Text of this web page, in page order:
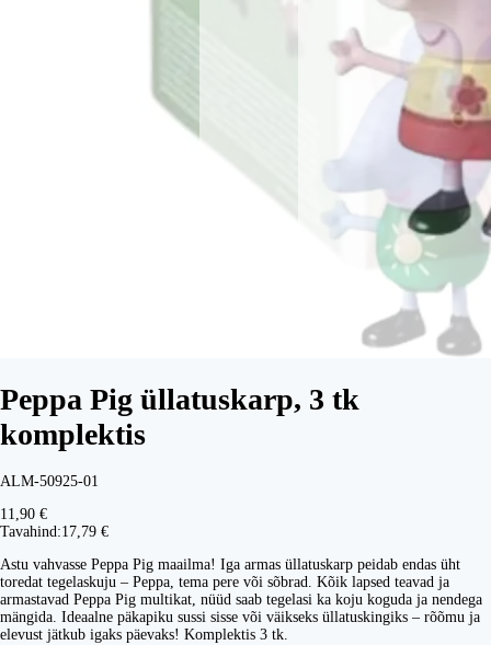
Peppa Pig üllatuskarp, 3 tk
komplektis
ALM-50925-01
11,90 €
Tavahind:17,79 €
Astu vahvasse Peppa Pig maailma! Iga armas üllatuskarp peidab endas üht
toredat tegelaskuju – Peppa, tema pere või sõbrad. Kõik lapsed teavad ja
armastavad Peppa Pig multikat, nüüd saab tegelasi ka koju koguda ja nendega
mängida. Ideaalne päkapiku sussi sisse või väikseks üllatuskingiks – rõõmu ja
elevust jätkub igaks päevaks! Komplektis 3 tk.